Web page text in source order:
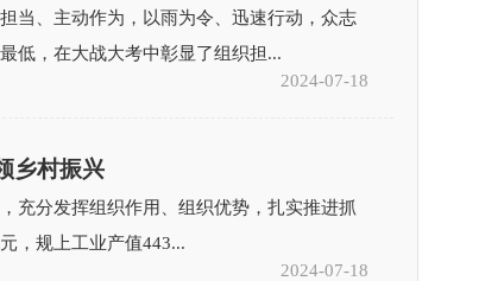
当、主动作为，以雨为令、迅速行动，众志
低，在大战大考中彰显了组织担...
2024-07-18
乡村振兴
充分发挥组织作用、组织优势，扎实推进抓
，规上工业产值443...
2024-07-18